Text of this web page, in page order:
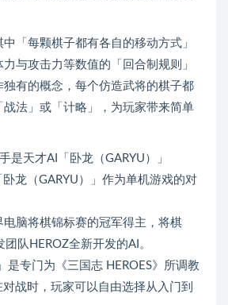
「每颗棋子都有各自的移动方式」
与攻击力等数值的「回合制规则」
独有的概念，每个仿造武将的棋子都
法」或「计略」，为玩家带来简单
是天才AI「卧龙（GARYU）」
龙（GARYU）」作为单机游戏的对
脑将棋锦标赛的冠军得主，将棋
队HEROZ全新开发的AI。
是专门为《三国志 HEROES》所调教
战时，玩家可以自由选择从入门到